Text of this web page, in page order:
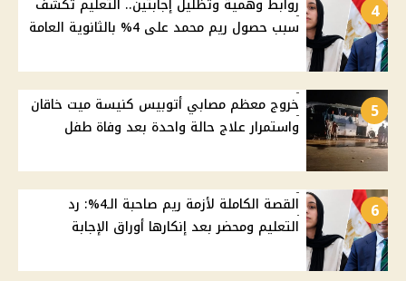
4
روابط وهمية وتظليل إجابتين.. التعليم تكشف
سبب حصول ريم محمد على 4% بالثانوية العامة
5
خروج معظم مصابي أتوبيس كنيسة ميت خاقان
واستمرار علاج حالة واحدة بعد وفاة طفل
6
القصة الكاملة لأزمة ريم صاحبة الـ4%: رد
التعليم ومحضر بعد إنكارها أوراق الإجابة